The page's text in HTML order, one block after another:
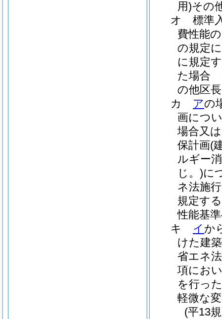
用)その
オ
標準
費性能
の規定
に規定
た場合
の他区
カ
アの
画につ
場合又
保計画(
ルギー
じ。)に
ネ法施
規定す
性能基
キ
イ か
けた建
省エネ
項にお
を行っ
軽微な
(平13